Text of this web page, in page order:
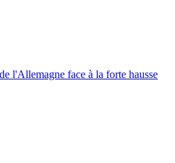
l'Allemagne face à la forte hausse